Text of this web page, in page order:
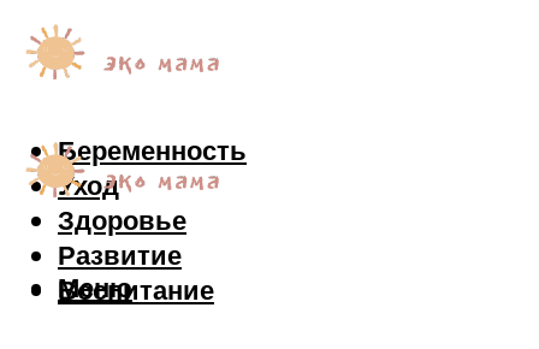
Беременность
Уход
Здоровье
Развитие
Воспитание
Меню